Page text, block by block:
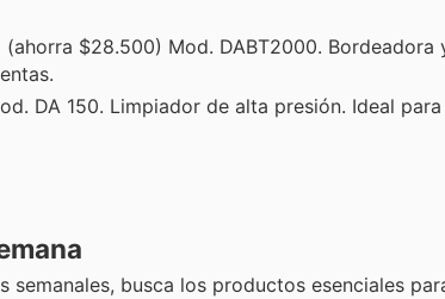
$28.500) Mod. DABT2000. Bordeadora
DA 150. Limpiador de alta presión. Ideal
busca los productos esenciales